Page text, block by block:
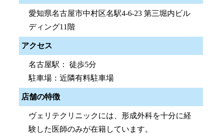
愛知県名古屋市中村区名駅4-6-23 第三堀内ビル
ディング11階
アクセス
名古屋駅： 徒歩5分
駐車場：近隣有料駐車場
店舗の特徴
ヴェリテクリニックには、形成外科を十分に経
験した医師のみが在籍しています。